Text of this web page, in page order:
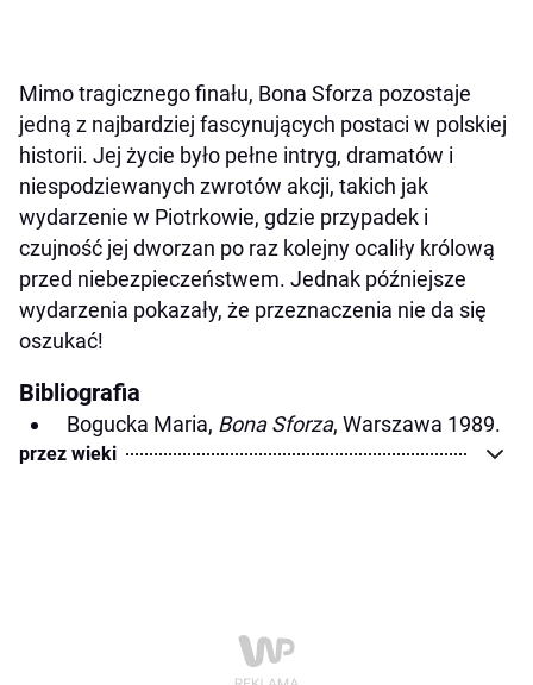
Mimo tragicznego finału, Bona Sforza pozostaje
jedną z najbardziej fascynujących postaci w polskiej
historii. Jej życie było pełne intryg, dramatów i
niespodziewanych zwrotów akcji, takich jak
wydarzenie w Piotrkowie, gdzie przypadek i
czujność jej dworzan po raz kolejny ocaliły królową
przed niebezpieczeństwem. Jednak późniejsze
wydarzenia pokazały, że przeznaczenia nie da się
oszukać!
Bibliografia
Bogucka Maria, Bona Sforza, Warszawa 1989.
przez wieki